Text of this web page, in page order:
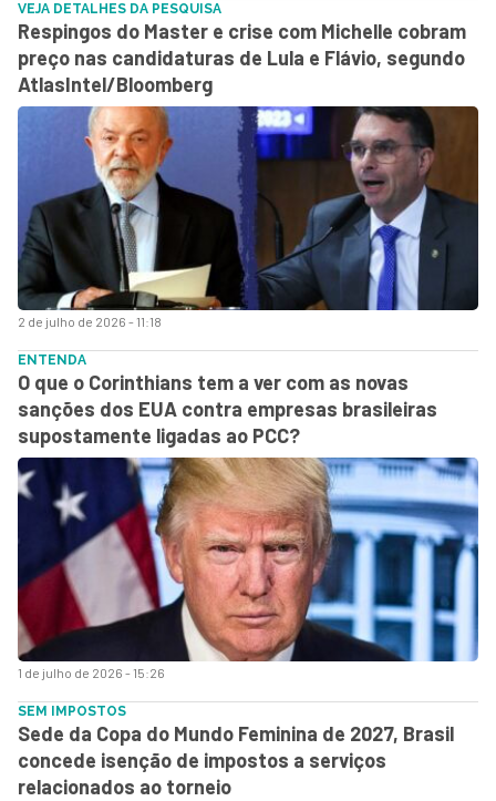
2 de julho de 2026 - 11:18
VEJA DETALHES DA PESQUISA
Respingos do Master e crise com Michelle cobram
preço nas candidaturas de Lula e Flávio, segundo
AtlasIntel/Bloomberg
1 de julho de 2026 - 15:26
ENTENDA
O que o Corinthians tem a ver com as novas
sanções dos EUA contra empresas brasileiras
supostamente ligadas ao PCC?
SEM IMPOSTOS
Sede da Copa do Mundo Feminina de 2027, Brasil
concede isenção de impostos a serviços
relacionados ao torneio